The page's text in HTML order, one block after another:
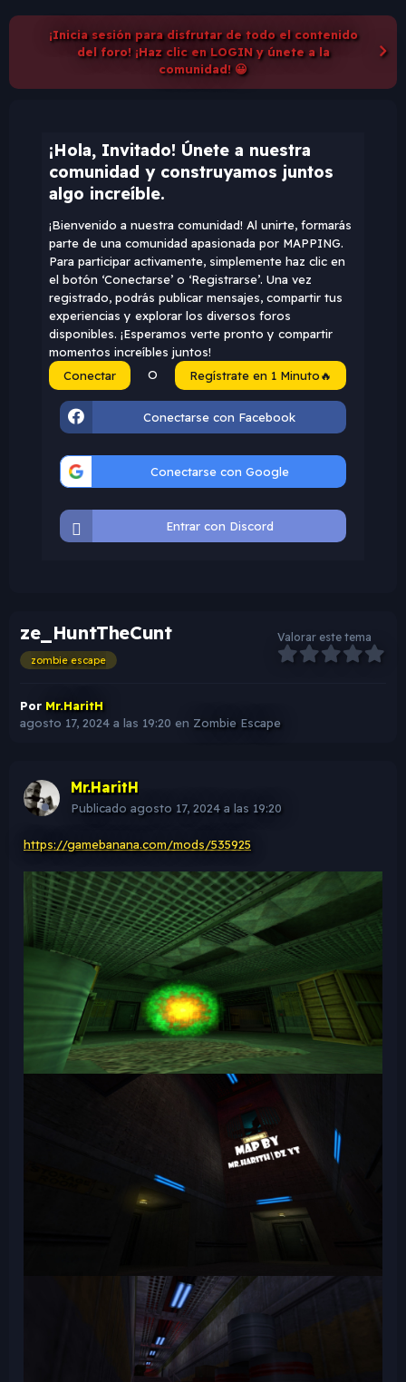
¡Inicia sesión para disfrutar de todo el contenido
del foro! ¡Haz clic en LOGIN y únete a la
comunidad! 😀
¡Hola, Invitado! Únete a nuestra
comunidad y construyamos juntos
algo increíble.
¡Bienvenido a nuestra comunidad! Al unirte, formarás
parte de una comunidad apasionada por MAPPING.
Para participar activamente, simplemente haz clic en
el botón ‘Conectarse’ o ‘Registrarse’. Una vez
registrado, podrás publicar mensajes, compartir tus
experiencias y explorar los diversos foros
disponibles. ¡Esperamos verte pronto y compartir
momentos increíbles juntos!
Conectar
O Regístrate en 1 Minuto🔥
Conectarse con Facebook
Conectarse con Google
Entrar con Discord
ze_HuntTheCunt
zombie escape
Valorar este tema
Por Mr.HaritH
agosto 17, 2024 a las 19:20 en Zombie Escape
Mr.HaritH
Publicado agosto 17, 2024 a las 19:20
https://gamebanana.com/mods/535925